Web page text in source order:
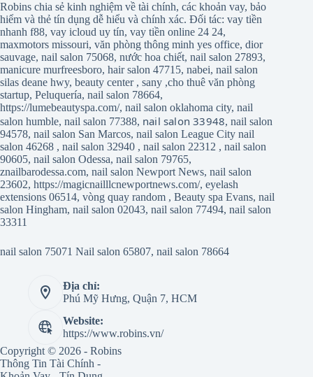
Robins chia sẻ kinh nghiệm về tài chính, các khoản vay, bảo
hiểm và thẻ tín dụng dễ hiểu và chính xác. Đối tác: vay tiền
nhanh f88, vay icloud uy tín, vay tiền online 24 24,
maxmotors missouri, văn phòng thông minh yes office, dior
sauvage, nail salon 75068, nước hoa chiết, nail salon 27893,
manicure murfreesboro, hair salon 47715, nabei, nail salon
silas deane hwy, beauty center, sany ,cho thuê văn phòng
startup, Peluquería, nail salon 78664,
https://lumebeautyspa.com/, nail salon oklahoma city, nail
salon humble, nail salon 77388, nail salon 33948,nail salon
94578, nail salon San Marcos, nail salon League City nail
salon 46268 , nail salon 32940 , nail salon 22312 , nail salon
90605, nail salon Odessa, nail salon 79765,
znailbarodessa.com, nail salon Newport News, nail salon
23602, https://magicnailllcnewportnews.com/, eyelash
extensions 06514, vòng quay random , Beauty spa Evans, nail
salon Hingham, nail salon 02043, nail salon 77494, nail salon
33311
nail salon 75071 Nail salon 65807, nail salon 78664
Địa chỉ:
Phú Mỹ Hưng, Quận 7, HCM
Website:
https://www.robins.vn/
Copyright © 2026 - Robins
Thông Tin Tài Chính -